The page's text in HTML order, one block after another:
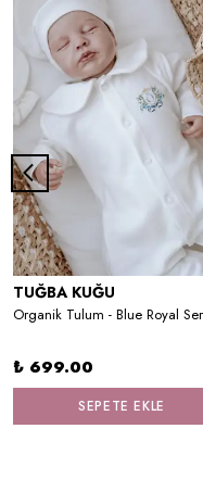
TUĞBA KUĞU
₺ 699.00
SEPETE EKLE